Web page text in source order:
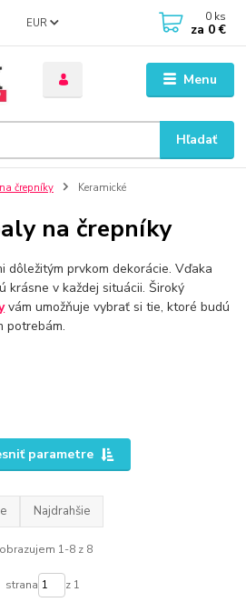
Menu
EUR
Hľadať
0 ks
za 0 €
črepníky Keramické
na črepníky
dôležitým prvkom dekorácie. Vďaka
krásne v každej situácii. Široký
vám umožňuje vybrať si tie, ktoré budú
potrebám.
parametre
Najdrahšie
1-8 z 8
strana z 1